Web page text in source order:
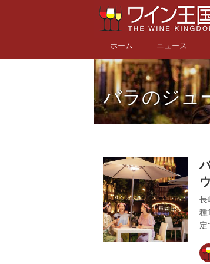
ホーム ニュース
バラのジュ
長
種
定
ら